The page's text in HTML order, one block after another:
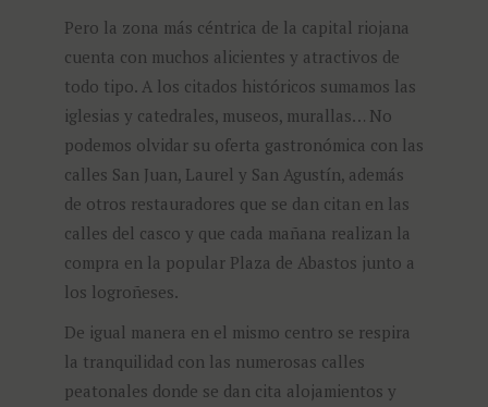
Pero la zona más céntrica de la capital riojana
cuenta con muchos alicientes y atractivos de
todo tipo. A los citados históricos sumamos las
iglesias y catedrales, museos, murallas… No
podemos olvidar su oferta gastronómica con las
calles San Juan, Laurel y San Agustín, además
de otros restauradores que se dan citan en las
calles del casco y que cada mañana realizan la
compra en la popular Plaza de Abastos junto a
los logroñeses.
De igual manera en el mismo centro se respira
la tranquilidad con las numerosas calles
peatonales donde se dan cita alojamientos y